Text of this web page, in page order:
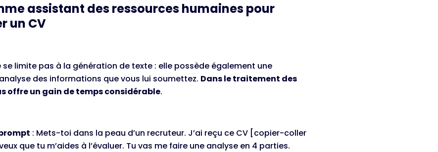
assistant des ressources humaines pour
un CV
se limite pas à la génération de texte : elle possède également une
des informations que vous lui soumettez. Dans le traitement des
offre un gain de temps considérable.
: Mets-toi dans la peau d’un recruteur. J’ai reçu ce CV [copier-coller
que tu m’aides à l’évaluer. Tu vas me faire une analyse en 4 parties.